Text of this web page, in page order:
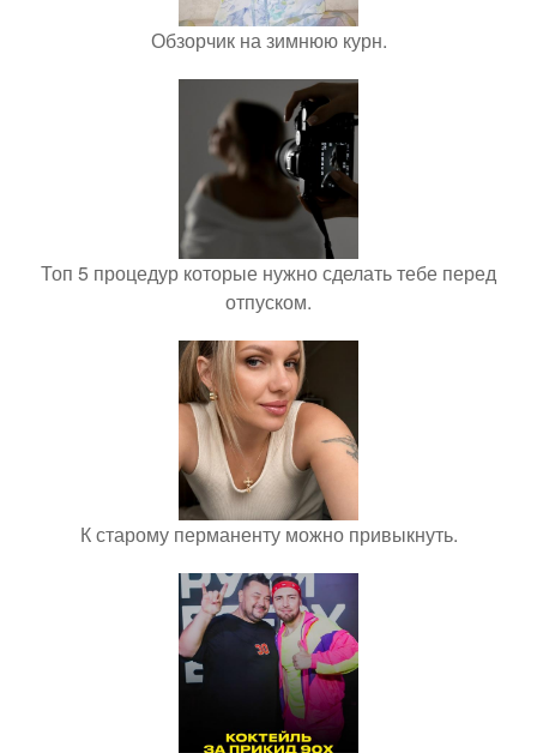
Обзорчик на зимнюю курн.
Топ 5 процедур которые нужно сделать тебе перед
отпуском.
К старому перманенту можно привыкнуть.